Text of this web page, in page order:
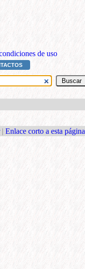
de uso
| Enlace corto a esta página